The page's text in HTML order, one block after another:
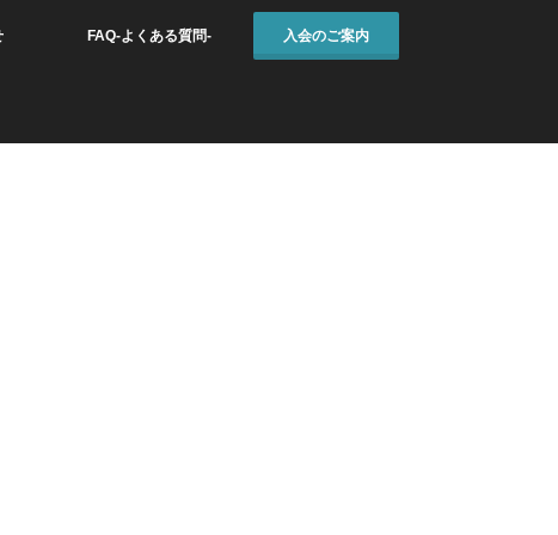
FAQ-よくある質問- 入会のご案内